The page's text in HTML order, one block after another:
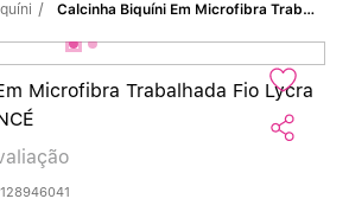
Calcinha Biquíni Em Microfibra Trabalhada Fio Lycra Açores BEIGE FONCÉ
Microfibra Trabalhada Fio Lycra
128946041
BUSCADOS